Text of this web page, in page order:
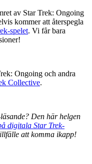
av Star Trek: Ongoing
kommer att återspegla
spelet. Vi får bara
Ongoing och andra
Collective.
Den här helgen
digitala Star Trek-
att komma ikapp!